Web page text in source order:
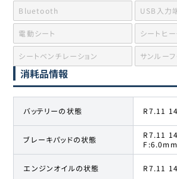
Bluetooth USB入力
電動シート シートヒ
シートベンチレーション サンルーフ
消耗品情報
バッテリーの状態 R7.11
ブレーキパッドの状態
R7.11
エンジンオイルの状態 R7.11